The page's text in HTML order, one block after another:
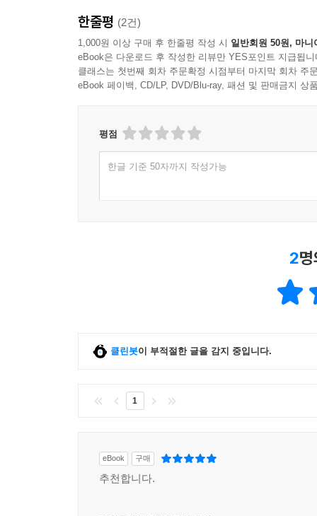
차별하는 언어, 배제하는 사회
인권 감수성을 갖추지 않고는 함께 어우러져 살
저자는 “개인과 개인 사이에서는 상대방의 신상
불러올 수 있다고 지적한다. 또한 주부, 여대생,
문화도 비판한다. 그런가 하면 가족 관련 호칭
언어학자의 감수성으로 바라본 동시대 이야기
저자는 2015년부터 2019년까지 4년 동안 매주
큰폭으로 손질하여 엮은 책이다.
한줄평 (2건)
1,000원 이상 구매 후 한줄평 작성 시 일반회원 50원, 마니
eBook은 다운로드 후 작성한 리뷰만 YES포인트 지급됩니
클래스는 첫번째 회차 주문확정 시점부터 마지막 회차 주
eBook 페이백, CD/LP, DVD/Blu-ray, 패션 및 판매금지 상
평점
한글 기준 50자까지 작성가능
2
클린봇이 부적절한 글을 감지 중입니다.
1
eBook 구매
추천합니다.